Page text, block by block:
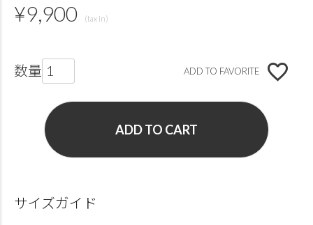
¥9,900
ADD TO FAVORITE
ADD TO CART
サイズガイド